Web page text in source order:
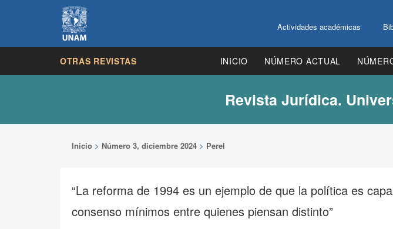
Actividades académicas
OTRAS REVISTAS INICIO NÚMERO ACTUAL
Revista Jurídica.
Inicio > Número 3, diciembre 2024 > Perel
“La reforma de 1994 es un ejemplo de que la política es
consenso mínimos entre quienes piensan distinto”